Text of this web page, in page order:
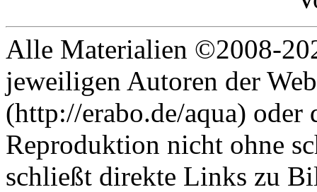
Alle Materialien ©2008-
jeweiligen Autoren der
(http://erabo.de/aqua) oder
Reproduktion nicht ohne
schließt direkte Links zu